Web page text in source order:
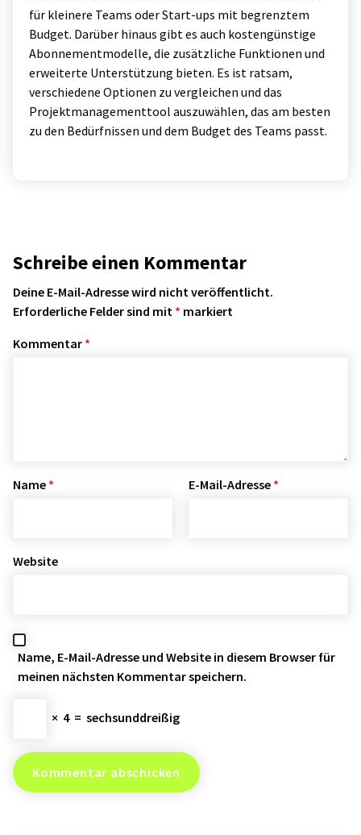
für kleinere Teams oder Start-ups mit begrenztem
Budget. Darüber hinaus gibt es auch kostengünstige
Abonnementmodelle, die zusätzliche Funktionen und
erweiterte Unterstützung bieten. Es ist ratsam,
verschiedene Optionen zu vergleichen und das
Projektmanagementtool auszuwählen, das am besten
zu den Bedürfnissen und dem Budget des Teams passt.
Schreibe einen Kommentar
Deine E-Mail-Adresse wird nicht veröffentlicht.
Erforderliche Felder sind mit * markiert
Kommentar *
Name * E-Mail-Adresse *
Website
Name, E-Mail-Adresse und Website in diesem Browser für
meinen nächsten Kommentar speichern.
× 4 = sechsunddreißig